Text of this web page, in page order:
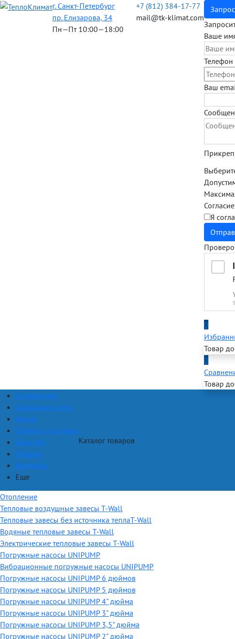
г. Санкт-Петербург
пр. Елизарова, 34
Пн—Пт 10:00—18:00
+7 (812) 384-17-77
mail@tk-klimat.com
Ваше
Телефон
Ваш
Я
0
Товар
0
Товар
О компании
Опросные листы
Акции
Оплата и доставка
Гарантия
Отзывы
Контакты
Еще
Каталог товаров
Отопление
Тепловые воздушные завесы T-Wall
Тепловые завесы без источника теплаT-Wall
Водяные тепловые завесы T-Wall
Электрические тепловые завесы T-Wall
Погружные насосы UNIPUMP
Вибрационные погружные насосы UNIPUMP
Погружные насосы UNIPUMP 6 дюймов
Погружные насосы UNIPUMP 5 дюймов
Погружные насосы UNIPUMP 4" дюйма
Погружные насосы UNIPUMP 3" дюйма
Погружные насосы UNIPUMP 3,5" дюйма
Погружные насосы UNIPUMP 2" дюйма